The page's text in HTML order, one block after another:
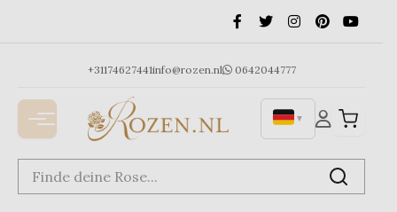
+31174627441info@rozen.nl 0642044777
▼